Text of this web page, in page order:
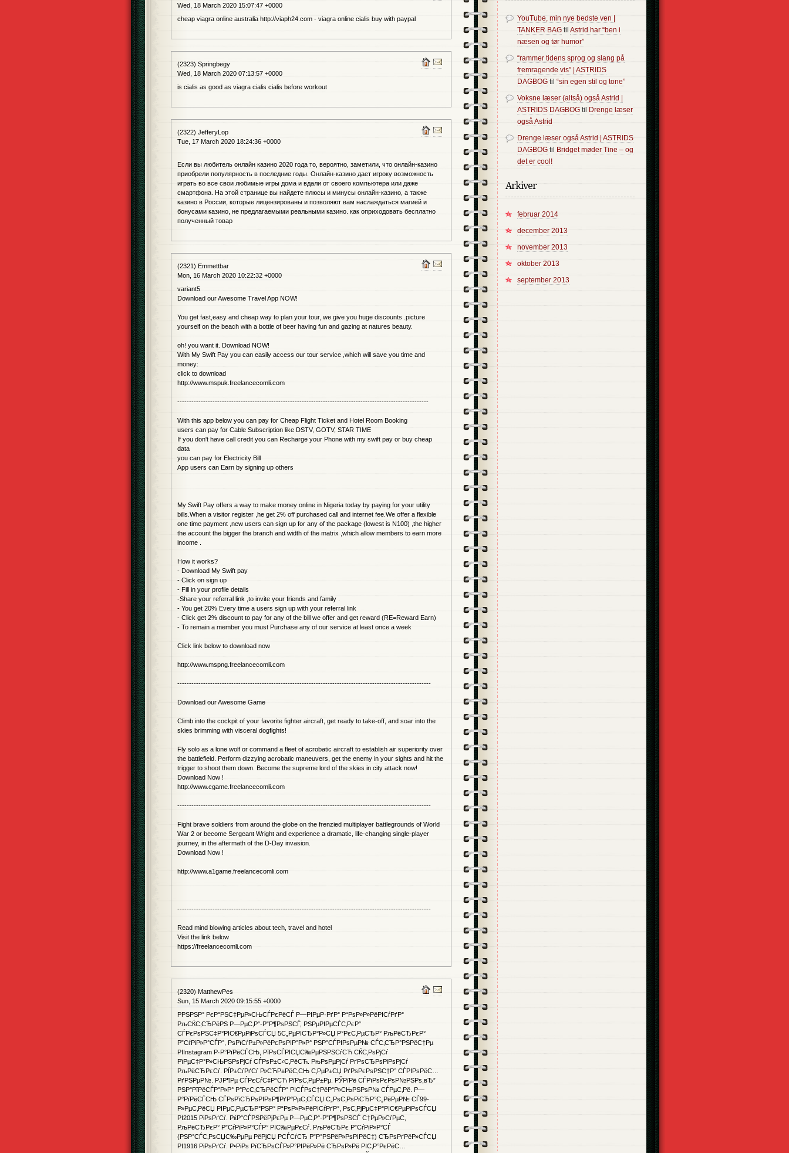
Wed, 18 March 2020 15:07:47 +0000
cheap viagra online australia http://viaph24.com - viagra online cialis buy with paypal
(2323) Springbegy
Wed, 18 March 2020 07:13:57 +0000
is cialis as good as viagra cialis cialis before workout
(2322) JefferyLop
Tue, 17 March 2020 18:24:36 +0000
Если вы любитель онлайн казино 2020 года то, вероятно, заметили, что онлайн-казино
приобрели популярность в последние годы. Онлайн-казино дает игроку возможность
играть во все свои любимые игры дома и вдали от своего компьютера или даже
смартфона. На этой странице вы найдете плюсы и минусы онлайн-казино, а также
казино в России, которые лицензированы и позволяют вам наслаждаться магией и
бонусами казино, не предлагаемыми реальными казино. как оприходовать бесплатно
полученный товар
(2321) Emmettbar
Mon, 16 March 2020 10:22:32 +0000
variant5
Download our Awesome Travel App NOW!
You get fast,easy and cheap way to plan your tour, we give you huge discounts .picture
yourself on the beach with a bottle of beer having fun and gazing at natures beauty.
oh! you want it. Download NOW!
With My Swift Pay you can easily access our tour service ,which will save you time and
money:
click to download
http://www.mspuk.freelancecomli.com
-----------------------------------------------------------------------------------------------------------
With this app below you can pay for Cheap Flight Ticket and Hotel Room Booking
users can pay for Cable Subscription like DSTV, GOTV, STAR TIME
If you don't have call credit you can Recharge your Phone with my swift pay or buy cheap
data
you can pay for Electricity Bill
App users can Earn by signing up others
My Swift Pay offers a way to make money online in Nigeria today by paying for your utility
bills.When a visitor register ,he get 2% off purchased call and internet fee.We offer a flexible
one time payment ,new users can sign up for any of the package (lowest is N100) ,the higher
the account the bigger the branch and width of the matrix ,which allow members to earn more
income .
How it works?
- Download My Swift pay
- Click on sign up
- Fill in your profile details
-Share your referral link ,to invite your friends and family .
- You get 20% Every time a users sign up with your referral link
- Click get 2% discount to pay for any of the bill we offer and get reward (RE=Reward Earn)
- To remain a member you must Purchase any of our service at least once a week
Click link below to download now
http://www.mspng.freelancecomli.com
------------------------------------------------------------------------------------------------------------
Download our Awesome Game
Climb into the cockpit of your favorite fighter aircraft, get ready to take-off, and soar into the
skies brimming with visceral dogfights!
Fly solo as a lone wolf or command a fleet of acrobatic aircraft to establish air superiority over
the battlefield. Perform dizzying acrobatic maneuvers, get the enemy in your sights and hit the
trigger to shoot them down. Become the supreme lord of the skies in city attack now!
Download Now !
http://www.cgame.freelancecomli.com
------------------------------------------------------------------------------------------------------------
Fight brave soldiers from around the globe on the frenzied multiplayer battlegrounds of World
War 2 or become Sergeant Wright and experience a dramatic, life-changing single-player
journey, in the aftermath of the D-Day invasion.
Download Now !
http://www.a1game.freelancecomli.com
------------------------------------------------------------------------------------------------------------
Read mind blowing articles about tech, travel and hotel
Visit the link below
https://freelancecomli.com
(2320) MatthewPes
Sun, 15 March 2020 09:15:55 +0000
РРЅРЅР° РєР°РЅС‡РµР»СЊСЃРєРёСЃ Р—РІРµР·РґР° Р“РѕР»Р»РёРІСѓРґР°
РљСЌС‚СЂРёРЅ Р—РµС‚Р°-Р”Р¶РѕРЅСЃ, РЅРµРІРµСЃС‚РєР°
СЃРєРѕРЅС‡Р°РІС€РµРіРѕСЃСЏ 5С„РµРІСЂР°Р»СЏ Р°РєС‚РµСЂР° РљРёСЂРєР°
Р”СѓРіР»Р°СЃР°, РѕРїСѓР±Р»РёРєРѕРІР°Р»Р° РЅР°СЃРІРѕРµР№ СЃС‚СЂР°РЅРёС†Рµ
РІInstagram Р·Р°РїРёСЃСЊ, РїРѕСЃРІСЏС‰РµРЅРЅСѓСЋ СЌС‚РѕРјСѓ
РїРµС‡Р°Р»СЊРЅРѕРјСѓ СЃРѕР±С‹С‚РёСЋ. РњРѕРµРјСѓ РґРѕСЂРѕРіРѕРјСѓ
РљРёСЂРєСѓ. РЇР±СѓРґСѓ Р»СЋР±РёС‚СЊ С‚РµР±СЏ РґРѕРєРѕРЅС†Р° СЃРІРѕРёС…
РґРЅРµР№. РЈР¶Рµ СЃРєСѓС‡Р°СЋ РїРѕС‚РµР±Рµ. РЎРїРё СЃРїРѕРєРѕР№РЅРѕ,вЂ”
РЅР°РїРёСЃР°Р»Р° Р°РєС‚СЂРёСЃР° РІСЃРѕС†РёР°Р»СЊРЅРѕР№ СЃРµС‚Рё. Р—
Р°РїРёСЃСЊ СЃРѕРїСЂРѕРІРѕР¶РґР°РµС‚СЃСЏ С„РѕС‚РѕРіСЂР°С„РёРµР№ СЃ99-
Р»РµС‚РёСЏ РІРµС‚РµСЂР°РЅР° Р“РѕР»Р»РёРІСѓРґР°, РѕС‚РјРµС‡Р°РІС€РµРіРѕСЃСЏ
РІ2015 РіРѕРґСѓ. РќР°СЃРЅРёРјРєРµ Р—РµС‚Р°-Р”Р¶РѕРЅСЃ С†РµР»СѓРµС‚
РљРёСЂРєР° Р”СѓРіР»Р°СЃР° РІС‰РµРєСѓ. РљРёСЂРє Р”СѓРіР»Р°СЃ
(РЅР°СЃС‚РѕСЏС‰РµРµ РёРјСЏ РСЃСѓСЂ Р”Р°РЅРёР»РѕРІРёС‡) СЂРѕРґРёР»СЃСЏ
РІ1916 РіРѕРґСѓ. Р•РіРѕ РїСЂРѕСЃР»Р°РІРёР»Рё СЂРѕР»Рё РІС‚Р°РєРёС…
YouTube, min nye bedste ven |
TANKER BAG til Astrid har “ben i
næsen og tør humor”
“rammer tidens sprog og slang på
fremragende vis” | ASTRIDS
DAGBOG til “sin egen stil og tone”
Voksne læser (altså) også Astrid |
ASTRIDS DAGBOG til
Drenge læser
også Astrid
Drenge læser også Astrid | ASTRIDS
DAGBOG til
Bridget møder Tine – og
det er cool!
Arkiver
februar 2014
december 2013
november 2013
oktober 2013
september 2013